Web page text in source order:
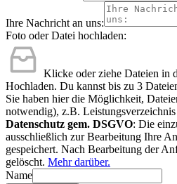
Ihre Nachricht an uns:
Foto oder Datei hochladen:
Klicke oder ziehe Dateien in
Hochladen. Du kannst bis zu 3
Sie haben hier die Möglichkeit,
notwendig), z.B.
Datenschutz gem. DSGVO: Die
ausschließlich zur Bearbeitung Ihre
gespeichert. Nach Bearbeitung der
gelöscht. Mehr darüber.
Name